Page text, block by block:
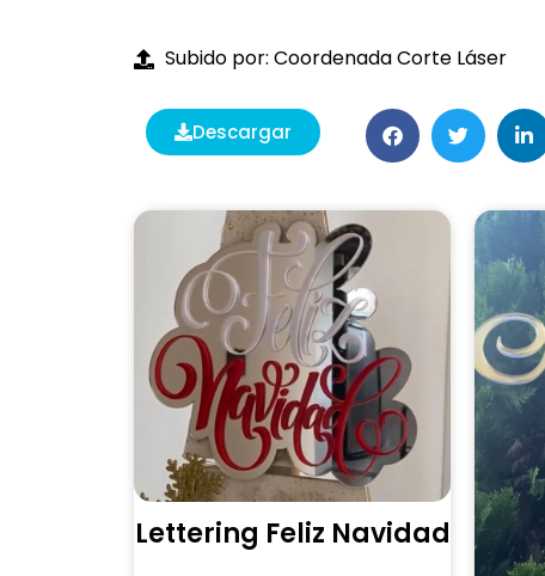
Subido por: Coordenada Corte Láser
Descargar
Lettering Feliz Navidad